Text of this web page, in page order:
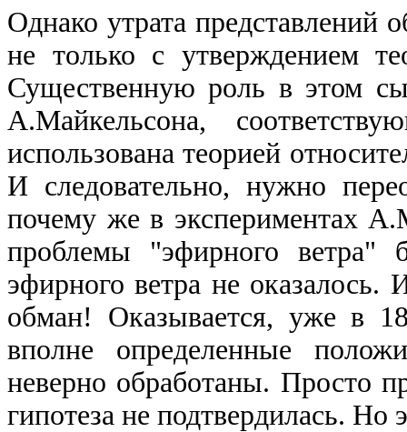
Однако утрата представлений
не только с утверждением
Существенную роль в этом
А.Майкельсона,
использована теорией
И следовательно, нужно
почему же в экспериментах
проблемы "эфирного ветра"
эфирного ветра не оказалось.
обман! Оказывается, уже в
вполне определенные
неверно обработаны. Просто
гипотеза не подтвердилась.